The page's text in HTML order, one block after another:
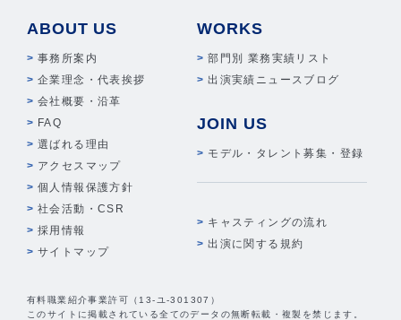
ABOUT US
事務所案内
企業理念・代表挨拶
会社概要・沿革
FAQ
選ばれる理由
アクセスマップ
個人情報保護方針
社会活動・CSR
採用情報
サイトマップ
WORKS
部門別 業務実績リスト
出演実績ニュースブログ
JOIN US
モデル・タレント募集・登録
キャスティングの流れ
出演に関する規約
有料職業紹介事業許可（13-ユ-301307）
このサイトに掲載されている全てのデータの無断転載・複製を禁じます。